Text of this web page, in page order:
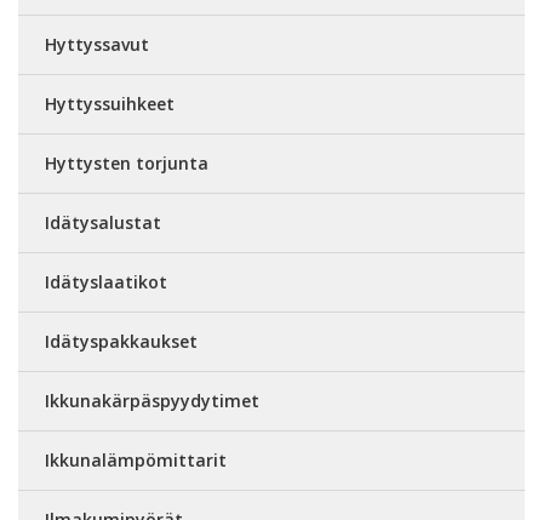
Hyttyssavut
Hyttyssuihkeet
Hyttysten torjunta
Idätysalustat
Idätyslaatikot
Idätyspakkaukset
Ikkunakärpäspyydytimet
Ikkunalämpömittarit